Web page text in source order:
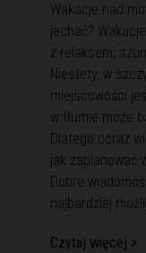
Wakacje nad
jechać?
z relaksem,
Niestety, w
miejscowości
w tłumie może
Dlatego coraz
jak zaplanować
Dobre
najbardziej
Czytaj więcej >